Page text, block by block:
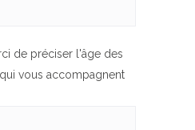
de préciser l'âge des
vous accompagnent